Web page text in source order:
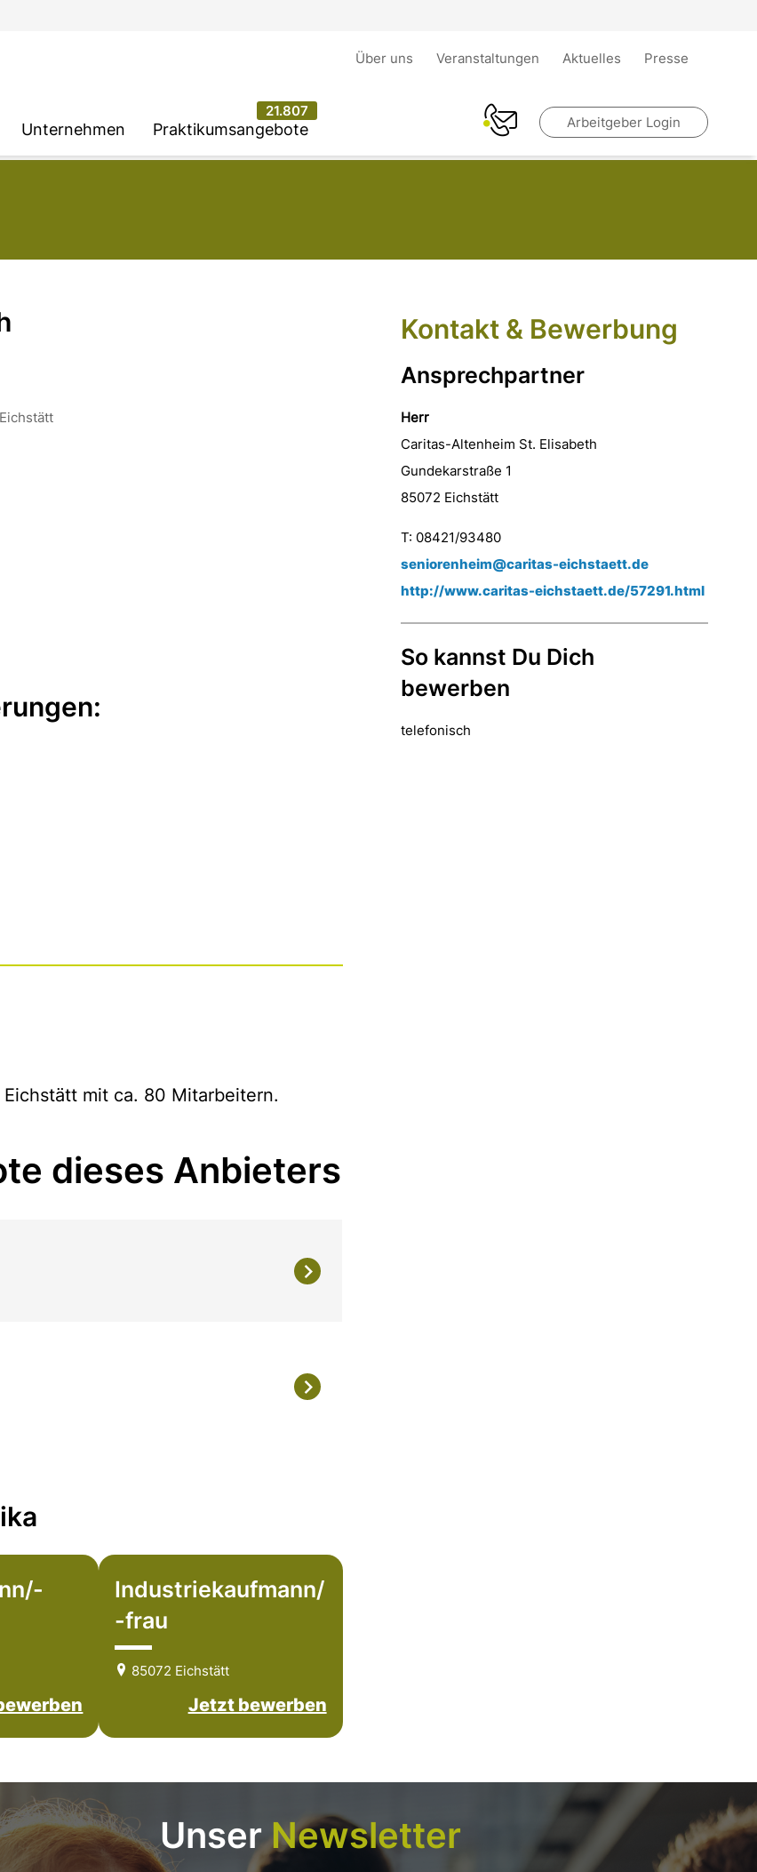
Über uns Veranstaltungen Aktuelles Presse
Unternehmen Praktikumsangebote
21.807
Arbeitgeber Login
mit ca. 80 Mitarbeitern.
dieses Anbieters
Industriekaufmann/
-frau
85072 Eichstätt
Jetzt bewerben
Kontakt & Bewerbung
Ansprechpartner
Herr
Caritas-Altenheim St. Elisabeth
Gundekarstraße 1
85072 Eichstätt
T: 08421/93480
seniorenheim@caritas-eichstaett.de
http://www.caritas-eichstaett.de/57291.html
So kannst Du Dich
bewerben
telefonisch
UnserNewsletter